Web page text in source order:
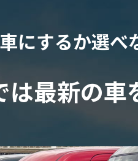
にするか選
は最新の車